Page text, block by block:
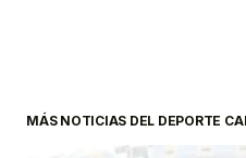
MÁS NOTICIAS DEL DEPORTE